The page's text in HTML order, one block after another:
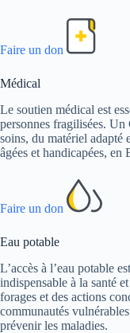
Faire un don
Médical
Le soutien médical est
personnes fragilisées.
soins, du matériel adapté
âgées et handicapées,
Faire un don
Eau potable
L’accès à l’eau potable
indispensable à la santé
forages et des actions
communautés
prévenir les maladies.